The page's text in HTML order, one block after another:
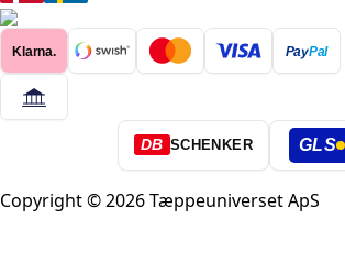
Klarna. PayPal
DB SCHENKER GLS
Copyright © 2026 Tæppeuniverset ApS